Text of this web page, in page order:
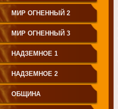
МИР ОГНЕННЫЙ 2
МИР ОГНЕННЫЙ 3
НАДЗЕМНОЕ 1
НАДЗЕМНОЕ 2
ОБЩИНА